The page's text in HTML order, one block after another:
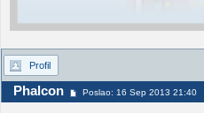
Profil
Phalcon Poslao: 16 Sep 2013 21:40